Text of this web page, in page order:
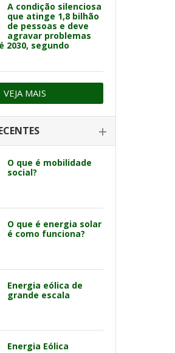
A condição silenciosa
que atinge 1,8 bilhão
de pessoas e deve
agravar problemas
2030, segundo
VEJA MAIS
O que é mobilidade
social?
O que é energia solar
é como funciona?
Energia eólica de
grande escala
Energia Eólica